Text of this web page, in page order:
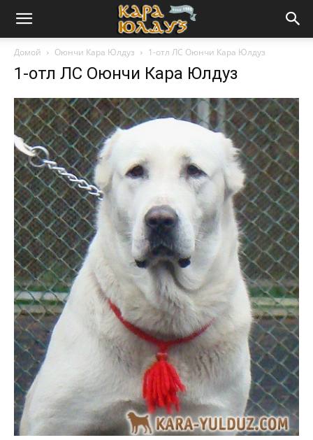
Домой Оюнчи Кара Юлдуз 1-отл ЛС Оюнчи Кара Юлдуз
1-отл ЛС Оюнчи Кара Юлдуз